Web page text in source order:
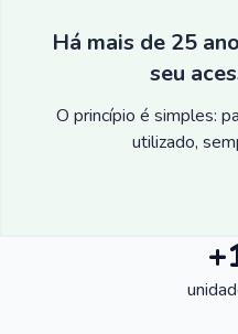
Há mais de 25
seu
O princípio é simples:
utilizado,